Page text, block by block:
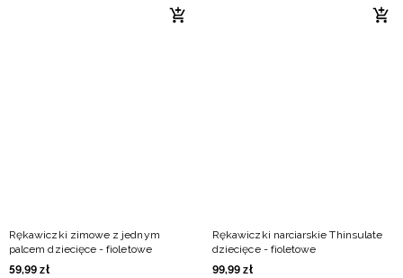
Rękawiczki zimowe z jednym
palcem dziecięce - fioletowe
59,99 zł
Rękawiczki narciarskie Thinsulate
dziecięce - fioletowe
99,99 zł
Ukraiński / UAH